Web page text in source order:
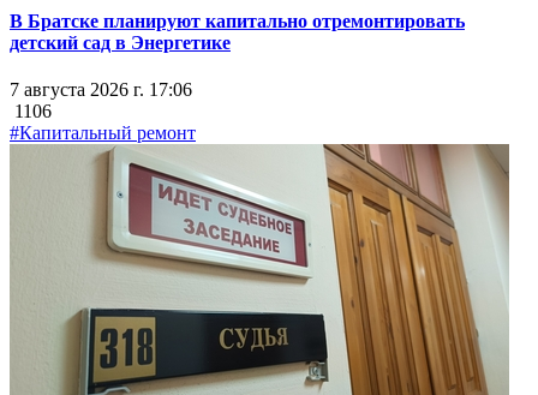
В Братске планируют капитально отремонтировать
детский сад в Энергетике
7 августа 2026 г. 17:06
1106
#Капитальный ремонт